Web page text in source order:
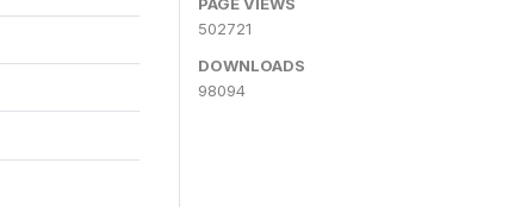
502721
DOWNLOADS
98094